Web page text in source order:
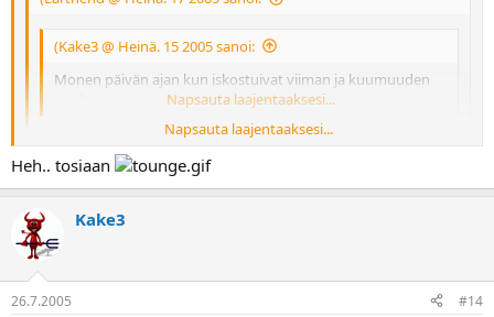
(Kake3 @ Heinä. 15 2005 sanoi:
Monen päivän ajan kun iskostuivat viiman ja kuumuuden
Napsauta laajentaaksesi...
Miten ihmeessä viitsit ajaa päivätolkulla töhkäisen visiirin
kanssa
Eihän sellaisesta visiiristä näe edes läpi..
Huolttarilla vaan tankkauksen yhteydessä huuhtaisee kuumalla
vedellä pahimmat jämät pois.
Napsauta laajentaaksesi...
Pleksi vai visiiri.. sisalukutaito kunniaan
Napsauta laajentaaksesi...
Heh.. tosiaan
Kake3
26.7.2005 #14